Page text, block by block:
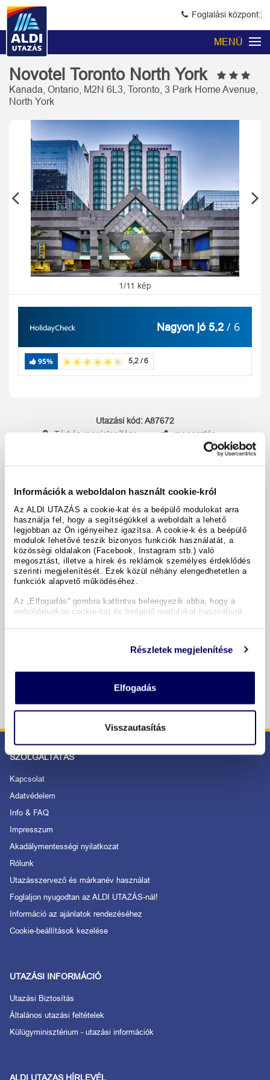
Információk a weboldalon használt cookie-król
Az ALDI UTAZÁS a cookie-kat és a beépülő modulokat arra
használja fel, hogy a segítségükkel a weboldalt a lehető
legjobban az Ön igényeihez igazítsa. A cookie-k és a beépülő
modulok lehetővé teszik bizonyos funkciók használatát, a
közösségi oldalakon (Facebook, Instagram stb.) való
megosztást, illetve a hírek és reklámok személyes érdeklődés
szerinti megjelenítését. Ezek közül néhány elengedhetetlen a
funkciók alapvető működéséhez.
Az „Elfogadás” gombra kattintva beleegyezik abba, hogy a
weboldalunkon cookie-kat és beépülő modulokat használjunk.
Részletek megjelenítése
Elfogadás
Visszautasítás
Foglalási központ:
MENÜ
Novotel Toronto North York
Kanada, Ontario, M2N 6L3, Toronto, 3 Park Home Avenue,
North York
Previous
1/11 kép
Nagyon jó 5,2 / 6
95% 5,2 / 6
Utazási kód:A87672
Térkép megjelenítése
megosztás
A hotel részletei
Időpontok & árak
Copyright GIATA 2004 - 2026. Multilingual, powered by
www.giata.com for client no. 122148
BIZTONSÁGOS RENDELÉS ÉS FIZETÉS
SZOLGÁLTATÁS
Kapcsolat
Adatvédelem
Info & FAQ
Impresszum
Akadálymentességi nyilatkozat
Rólunk
Utazásszervező és márkanév használat
Foglaljon nyugodtan az ALDI UTAZÁS-nál!
Információ az ajánlatok rendezéséhez
Cookie-beállítások kezelése
UTAZÁSI INFORMÁCIÓ
Utazási Biztosítás
Általános utazási feltételek
Külügyminisztérium - utazási információk
ALDI UTAZAS HÍRLEVÉL